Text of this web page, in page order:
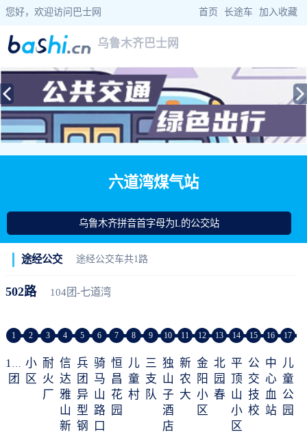
您好，欢迎访问巴士网 首页 长途车 加入收藏
乌鲁木齐巴士网
当前位置： 巴士网> 新疆巴士 >乌鲁木齐公交> 六道湾煤气站公交站查询
六道湾煤气站
乌鲁木齐拼音首字母为L的公交站
途经公交 途经公交车共1路
502路 104团-七道湾
1
104
团
2
小
区
3
耐
火
厂
4
信
达
雅
山
新
5
兵
团
异
型
钢
6
骑
马
山
路
口
7
恒
昌
花
园
8
儿
童
村
9
三
支
队
10
独
山
子
酒
店
11
新
农
大
12
金
阳
小
区
13
北
园
春
14
平
顶
山
小
区
15
公
交
技
校
16
中
心
血
站
17
儿
童
公
园